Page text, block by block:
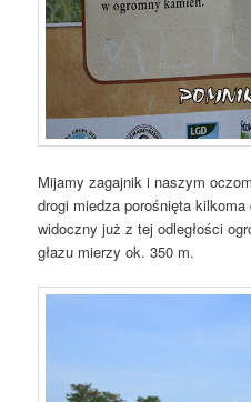
Mijamy zagajnik i naszym
drogi miedza porośnięta
widoczny już z tej odległości
głazu mierzy ok. 350 m.